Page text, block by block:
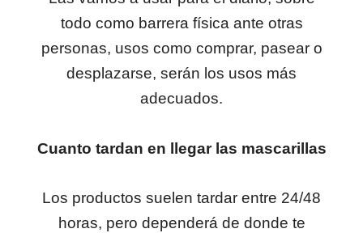
todo como barrera física ante otras
personas, usos como comprar, pasear o
desplazarse, serán los usos más
adecuados.
Cuanto tardan en llegar las mascarillas
Los productos suelen tardar entre 24/48
horas, pero dependerá de donde te